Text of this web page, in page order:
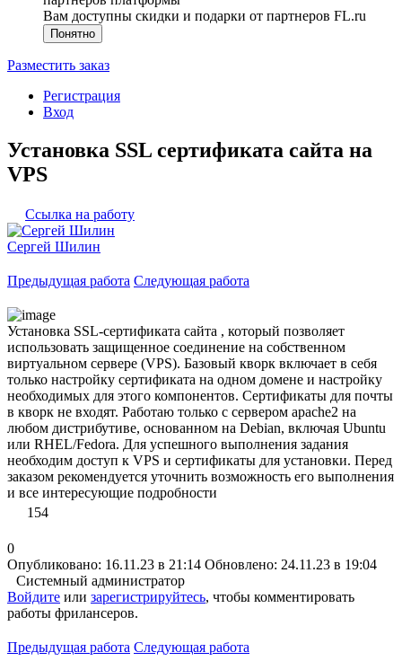
Вам доступны скидки и подарки от партнеров FL.ru
Понятно
Разместить заказ
Регистрация
Вход
Установка SSL сертификата сайта на
VPS
Ссылка на работу
Сергей Шилин
Предыдущая работа Следующая работа
Установка SSL-сертификата сайта , который позволяет
использовать защищенное соединение на собственном
виртуальном сервере (VPS). Базовый кворк включает в себя
только настройку сертификата на одном домене и настройку
необходимых для этого компонентов. Сертификаты для почты
в кворк не входят. Работаю только с сервером apache2 на
любом дистрибутиве, основанном на Debian, включая Ubuntu
или RHEL/Fedora. Для успешного выполнения задания
необходим доступ к VPS и сертификаты для установки. Перед
заказом рекомендуется уточнить возможность его выполнения
и все интересующие подробности
154
0
Опубликовано: 16.11.23 в 21:14 Обновлено: 24.11.23 в 19:04
Системный администратор
Войдите или зарегистрируйтесь, чтобы комментировать
работы фрилансеров.
Предыдущая работа Следующая работа